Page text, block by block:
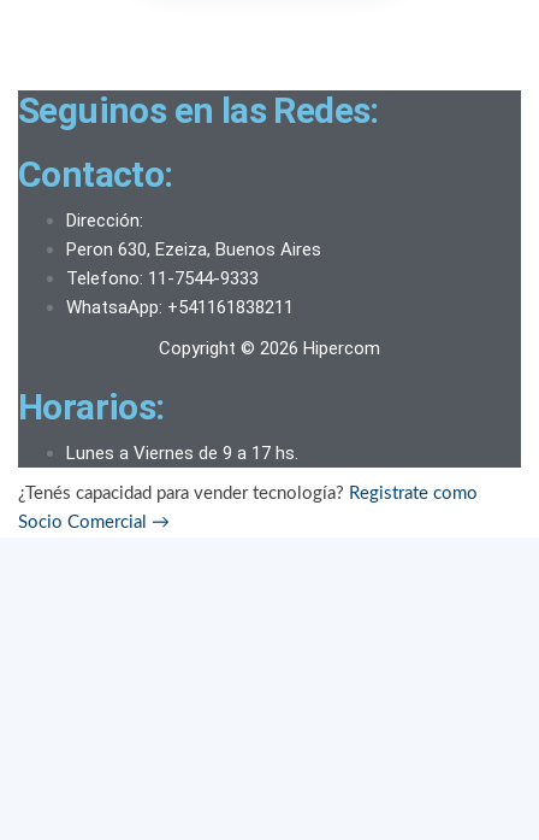
Seguinos en las Redes:
Contacto:
Dirección:
Peron 630, Ezeiza, Buenos Aires
Telefono: 11-7544-9333
WhatsaApp: +541161838211
Copyright © 2026 Hipercom
Horarios:
Lunes a Viernes de 9 a 17 hs.
¿Tenés capacidad para vender tecnología? Registrate como
Socio Comercial →